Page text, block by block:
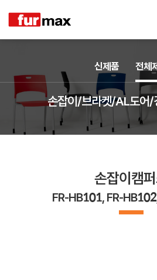
손잡이/브라켓/AL도어/
신제품 전체
손잡이캠
FR-HB101, FR-